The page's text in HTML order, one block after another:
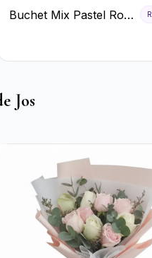
Buchet Mix Pastel Roz
Jos